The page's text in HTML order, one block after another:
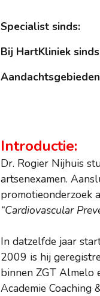
Specialist sinds:
Bij HartKliniek
Introductie:
Dr. Rogier Nijhuis
artsenexamen.
promotieonderzoek
“Cardiovascular
In datzelfde jaar
2009 is hij
binnen ZGT Almelo
Academie Coaching